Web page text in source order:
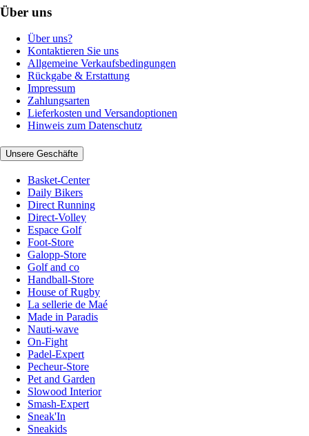
Über uns
Über uns?
Kontaktieren Sie uns
Allgemeine Verkaufsbedingungen
Rückgabe & Erstattung
Impressum
Zahlungsarten
Lieferkosten und Versandoptionen
Hinweis zum Datenschutz
Unsere Geschäfte
Basket-Center
Daily Bikers
Direct Running
Direct-Volley
Espace Golf
Foot-Store
Galopp-Store
Golf and co
Handball-Store
House of Rugby
La sellerie de Maé
Made in Paradis
Nauti-wave
On-Fight
Padel-Expert
Pecheur-Store
Pet and Garden
Slowood Interior
Smash-Expert
Sneak'In
Sneakids